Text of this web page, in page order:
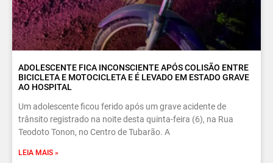
ADOLESCENTE FICA INCONSCIENTE APÓS COLISÃO ENTRE
BICICLETA E MOTOCICLETA E É LEVADO EM ESTADO GRAVE
AO HOSPITAL
Um adolescente ficou ferido após um grave acidente de
trânsito registrado na noite desta quinta-feira (6), na Rua
Teodoto Tonon, no Centro de Tubarão. A
LEIA MAIS »